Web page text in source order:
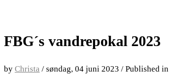
FBG´s vandrepokal 2023
by Christa / søndag, 04 juni 2023 / Published in